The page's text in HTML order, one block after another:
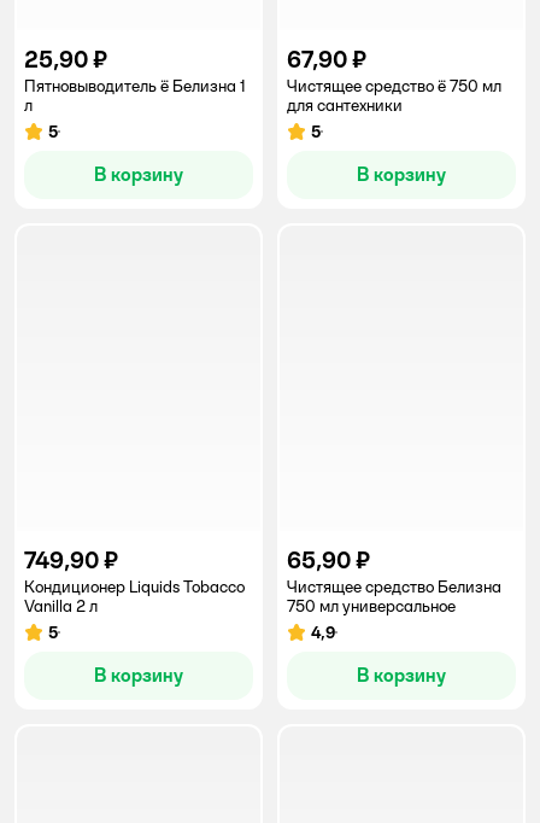
25,90 ₽
Пятновыводитель ё Белизна 1
л
Рейтинг:
5
В корзину
67,90 ₽
Чистящее средство ё 750 мл
для сантехники
Рейтинг:
5
В корзину
749,90 ₽
Кондиционер Liquids Tobacco
Vanilla 2 л
Рейтинг:
5
В корзину
65,90 ₽
Чистящее средство Белизна
750 мл универсальное
Рейтинг:
4,9
В корзину